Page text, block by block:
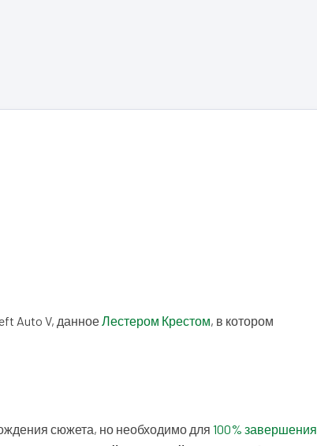
Auto V, данноеЛестером Крестом, в котором
сюжета, но необходимо для 100% завершения